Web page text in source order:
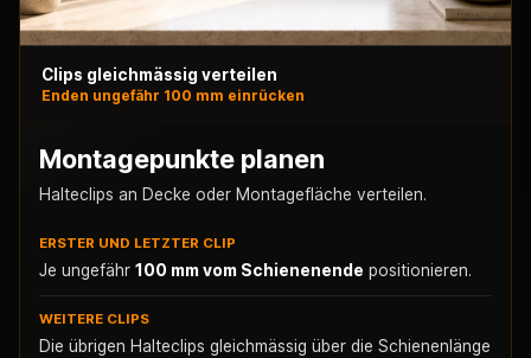
Clips gleichmässig verteilen
Enden ungefähr 100 mm einrücken
Montagepunkte planen
Halteclips an Decke oder Montagefläche verteilen.
ERSTER UND LETZTER CLIP
Je ungefähr 100 mm vom Schienenende positionieren.
WEITERE CLIPS
Die übrigen Halteclips gleichmässig über die Schienenlänge